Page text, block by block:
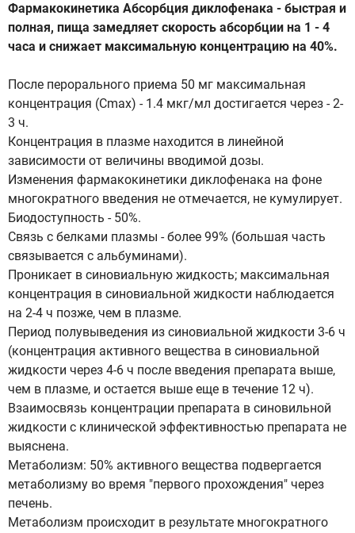
Фармакокинетика Абсорбция диклофенака - быстрая и
полная, пища замедляет скорость абсорбции на 1 - 4
часа и снижает максимальную концентрацию на 40%.
После перорального приема 50 мг максимальная
концентрация (Сmах) - 1.4 мкг/мл достигается через - 2-
3 ч.
Концентрация в плазме находится в линейной
зависимости от величины вводимой дозы.
Изменения фармакокинетики диклофенака на фоне
многократного введения не отмечается, не кумулирует.
Биодоступность - 50%.
Связь с белками плазмы - более 99% (большая часть
связывается с альбуминами).
Проникает в синовиальную жидкость; максимальная
концентрация в синовиальной жидкости наблюдается
на 2-4 ч позже, чем в плазме.
Период полувыведения из синовиальной жидкости 3-6 ч
(концентрация активного вещества в синовиальной
жидкости через 4-6 ч после введения препарата выше,
чем в плазме, и остается выше еще в течение 12 ч).
Взаимосвязь концентрации препарата в синовильной
жидкости с клинической эффективностью препарата не
выяснена.
Метаболизм: 50% активного вещества подвергается
метаболизму во время "первого прохождения" через
печень.
Метаболизм происходит в результате многократного